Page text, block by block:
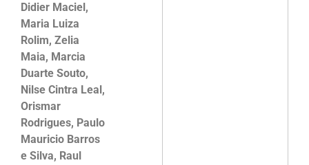
Didier Maciel,
Maria Luiza
Rolim, Zelia
Maia, Marcia
Duarte Souto,
Nilse Cintra Leal,
Orismar
Rodrigues, Paulo
Mauricio Barros
e Silva, Raul